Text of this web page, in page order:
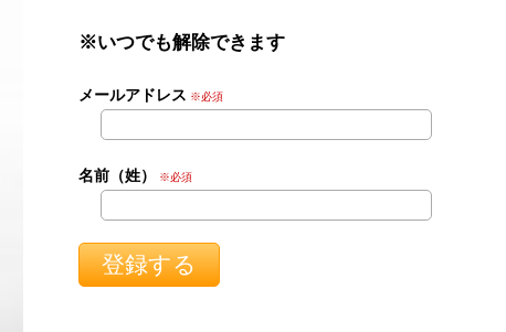
※いつでも解除できます
メールアドレス ※必須
名前（姓） ※必須